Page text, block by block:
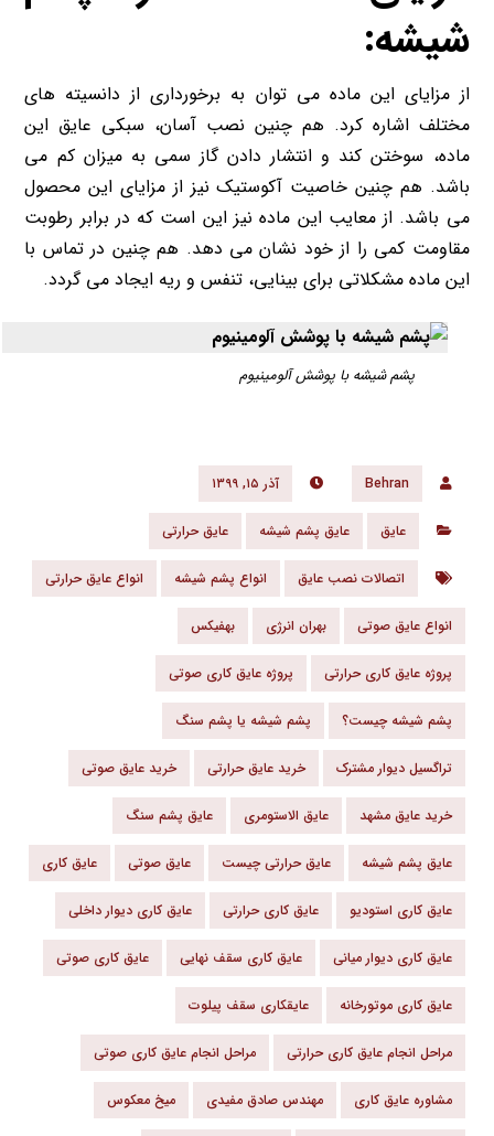
شیشه:
از مزایای این ماده می توان به برخورداری از دانسیته های
مختلف اشاره کرد. هم چنین نصب آسان، سبکی عایق این
ماده، سوختن کند و انتشار دادن گاز سمی به میزان کم می
باشد. هم چنین خاصیت آکوستیک نیز از مزایای این محصول
می باشد. از معایب این ماده نیز این است که در برابر رطوبت
مقاومت کمی را از خود نشان می دهد. هم چنین در تماس با
این ماده مشکلاتی برای بینایی، تنفس و ریه ایجاد می گردد.
پشم شیشه با پوشش آلومینیوم
Behran آذر ۱۵, ۱۳۹۹
عایق عایق پشم شیشه عایق حرارتی
اتصالات نصب عایق انواع پشم شیشه انواع عایق حرارتی
انواع عایق صوتی بهران انرژی بهفیکس
پروژه عایق کاری حرارتی پروژه عایق کاری صوتی
پشم شیشه چیست؟ پشم شیشه یا پشم سنگ
تراگسیل دیوار مشترک خرید عایق حرارتی خرید عایق صوتی
خرید عایق مشهد عایق الاستومری عایق پشم سنگ
عایق پشم شیشه عایق حرارتی چیست عایق صوتی عایق کاری
عایق کاری استودیو عایق کاری حرارتی عایق کاری دیوار داخلی
عایق کاری دیوار میانی عایق کاری سقف نهایی عایق کاری صوتی
عایق کاری موتورخانه عایقکاری سقف پیلوت
مراحل انجام عایق کاری حرارتی مراحل انجام عایق کاری صوتی
مشاوره عایق کاری مهندس صادق مفیدی میخ معکوس